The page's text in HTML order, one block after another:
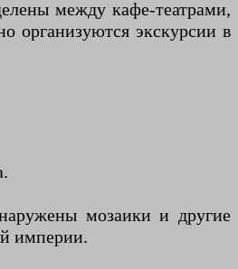
между кафе-театрами,
организуются экскурсии в
мозаики и другие
империи.